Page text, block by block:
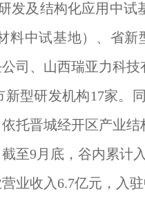
发及结构化应用中
料中试基地）、省
司、山西瑞亚力科
型研发机构17家。
托晋城经开区产业
至9月底，谷内累计
业收入6.7亿元，入驻